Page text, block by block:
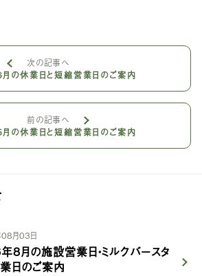
次の記事へ
の休業日と短縮営業日のご案内
前の記事へ
の休業日と短縮営業日のご案内
月03日
8月の施設営業日・ミルクバースタ
日のご案内